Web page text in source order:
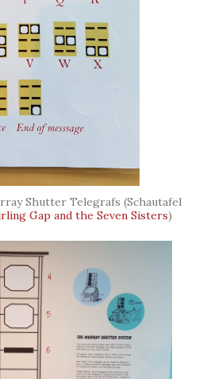
Shutter Telegrafs (Schautafel
Gap and the Seven Sisters)